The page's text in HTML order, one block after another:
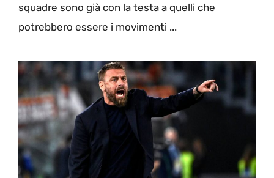
squadre sono già con la testa a quelli che
potrebbero essere i movimenti ...